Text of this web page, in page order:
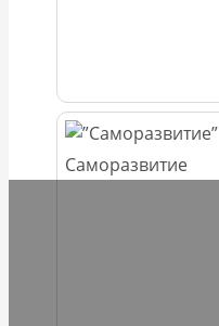
Саморазвитие